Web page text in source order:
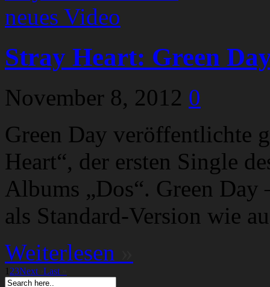
Stray Heart: Green
November 8, 2012 0
Green Day veröffentlichte
Heart“, der ersten Single
Albums „Dos“. Green Day
als Standard-Version wie
Weiterlesen
1 23Next Last